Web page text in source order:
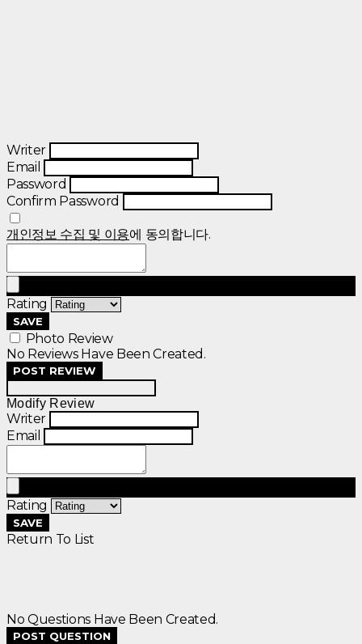
Writer
Email
Password
Confirm Password
개인정보 수집 및 이용에 동의합니다.
Rating
SAVE
Photo Review
No Reviews Have Been Created.
POST REVIEW
Modify Review
Writer
Email
Rating
SAVE
Return To List
No Questions Have Been Created.
POST QUESTION